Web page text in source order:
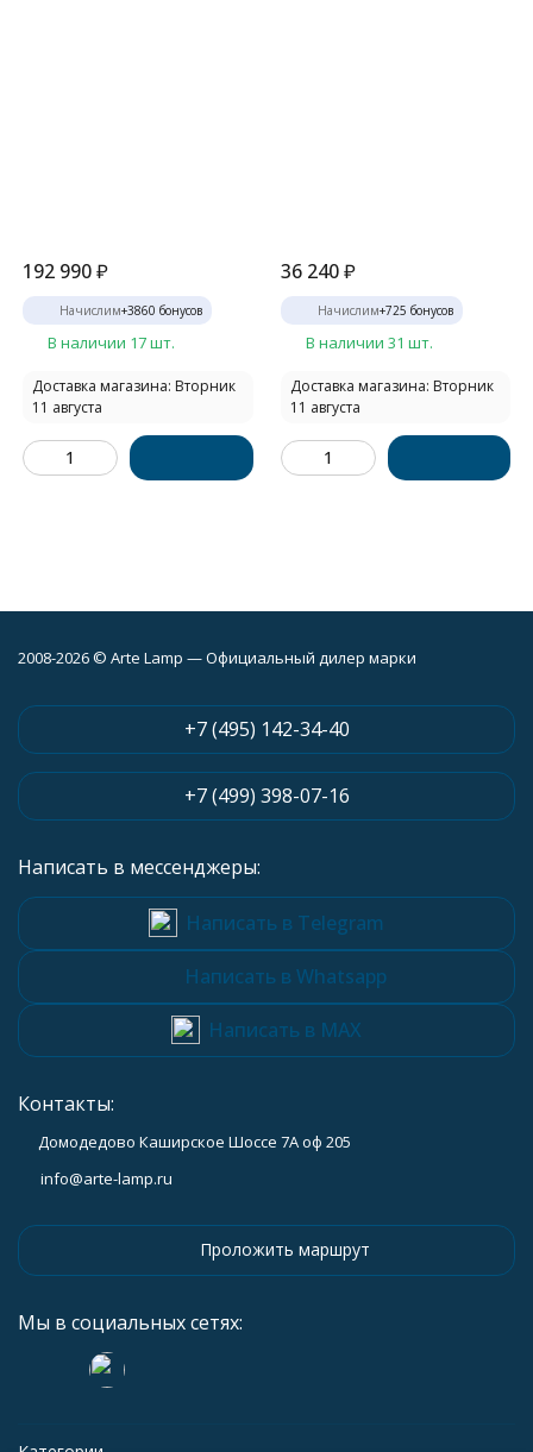
192 990₽
Начислим+3860 бонусов
В наличии 17 шт.
Доставка магазина: Вторник
11 августа
36 240 ₽
Начислим+725 бонусов
В наличии 31 шт.
Доставка магазина: Вторник
11 августа
2008-2026 © Arte Lamp — Официальный дилер марки
+7 (495) 142-34-40
+7 (499) 398-07-16
Написать в мессенджеры:
Написать в Telegram
Написать в Whatsapp
Написать в MAX
Контакты:
Домодедово Каширское Шоссе 7А оф 205
info@arte-lamp.ru
Проложить маршрут
Мы в социальных сетях: